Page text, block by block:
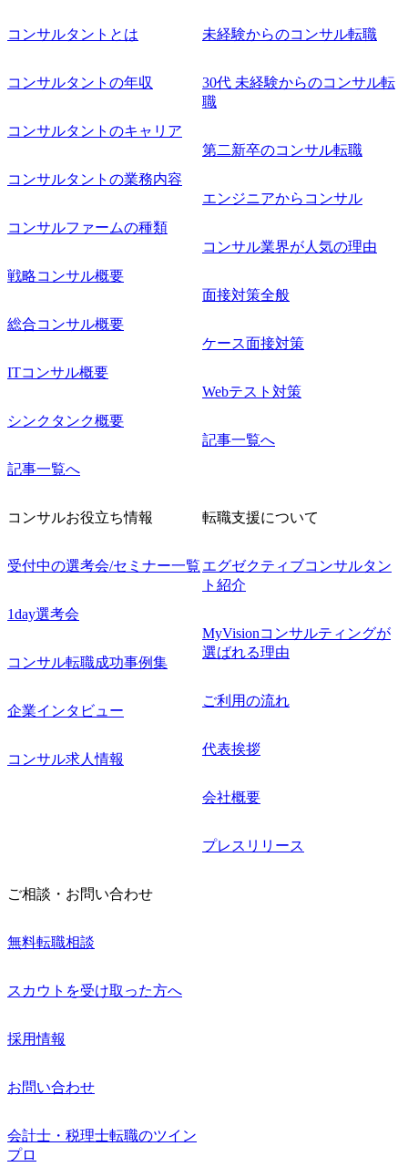
名参加する予定です！ ●費用 : 無料 虎ノ門ヒルズ付近 ※詳
している方
コンサルタントとは
コンサルタントの年収
コンサルタントのキャリア
コンサルタントの業務内容
コンサルファームの種類
戦略コンサル概要
総合コンサル概要
ITコンサル概要
シンクタンク概要
記事一覧へ
未経験からのコンサル転職
30代 未経験からのコンサル転
職
第二新卒のコンサル転職
エンジニアからコンサル
コンサル業界が人気の理由
面接対策全般
ケース面接対策
Webテスト対策
記事一覧へ
コンサルお役立ち情報
受付中の選考会/セミナー一覧
1day選考会
コンサル転職成功事例集
企業インタビュー
コンサル求人情報
転職支援について
エグゼクティブコンサルタン
ト紹介
MyVisionコンサルティングが
選ばれる理由
ご利用の流れ
代表挨拶
会社概要
プレスリリース
ご相談・お問い合わせ
無料転職相談
スカウトを受け取った方へ
採用情報
お問い合わせ
会計士・税理士転職のツイン
プロ